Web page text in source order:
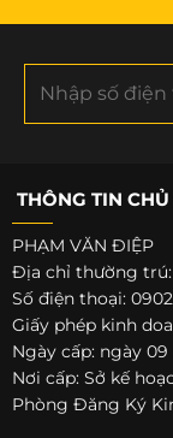
THÔNG TIN
PHẠM VĂN ĐIỆP
Địa chỉ thường trú:
Số điện thoại:
Giấy phép kinh
Ngày cấp: ngày
Nơi cấp: Sở kế
Phòng Đăng Ký